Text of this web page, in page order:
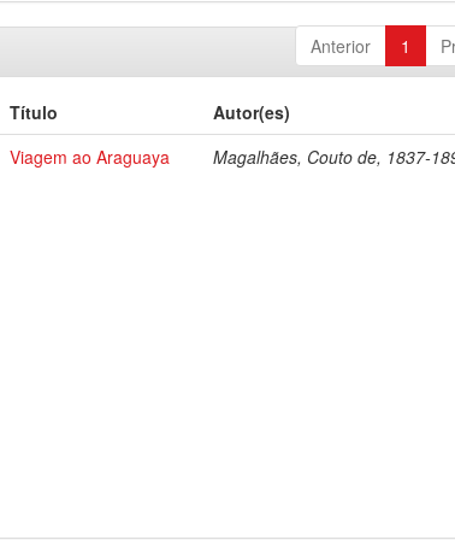
Anterior 1
Título
Autor(es)
Viagem ao Araguaya Magalhães, Couto de, 1837-